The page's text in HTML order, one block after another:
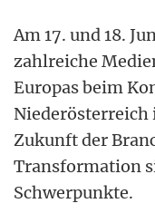
Am 17. und 18.
zahlreiche
Europas beim
Niederösterreich
Zukunft der
Transformation
Schwerpunkte.